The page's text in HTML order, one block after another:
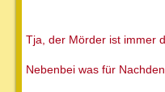
Tja, der Mörder ist immer
Nebenbei was für